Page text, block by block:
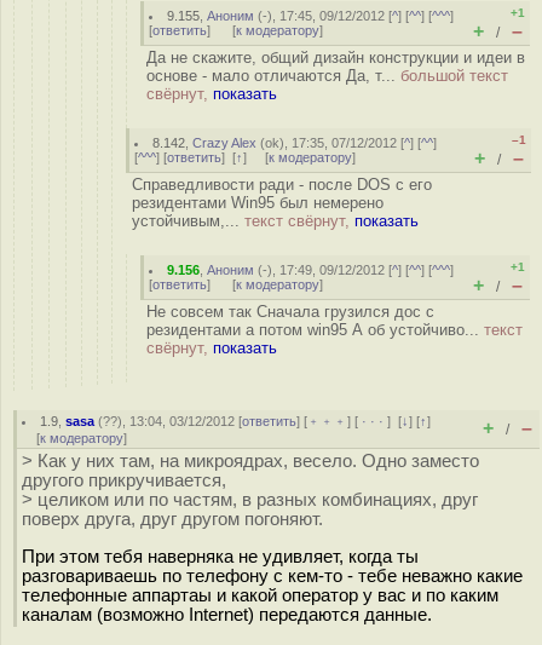
9.155 ,Аноним (-), 17:45, 09/12/2012 [^] [^^] [^^^]
[ответить] [к модератору]
+1
+ / –
Да не скажите, общий дизайн конструкции и идеи в
основе - мало отличаются Да, т... большой текст
свёрнут, показать
8.142 ,Crazy Alex (ok), 17:35, 07/12/2012 [^] [^^]
[^^^] [ответить] [↑] [к модератору]
–1
+ / –
Справедливости ради - после DOS с его
резидентами Win95 был немерено
устойчивым,... текст свёрнут, показать
9.156 ,Аноним (-), 17:49, 09/12/2012 [^] [^^] [^^^]
[ответить] [к модератору]
+1
+ / –
Не совсем так Сначала грузился дос с
резидентами а потом win95 А об устойчиво... текст
свёрнут, показать
1.9 ,sasa (??), 13:04, 03/12/2012 [ответить] [ ﹢﹢﹢] [ · · ·][↓] [↑]
[к модератору] + / –
> Как у них там, на микроядрах, весело. Одно заместо
другого прикручивается,
> целиком или по частям, в разных комбинациях, друг
поверх друга, друг другом погоняют.
При этом тебя наверняка не удивляет, когда ты
разговариваешь по телефону с кем-то - тебе неважно какие
телефонные аппартаы и какой оператор у вас и по каким
каналам (возможно Internet) передаются данные.